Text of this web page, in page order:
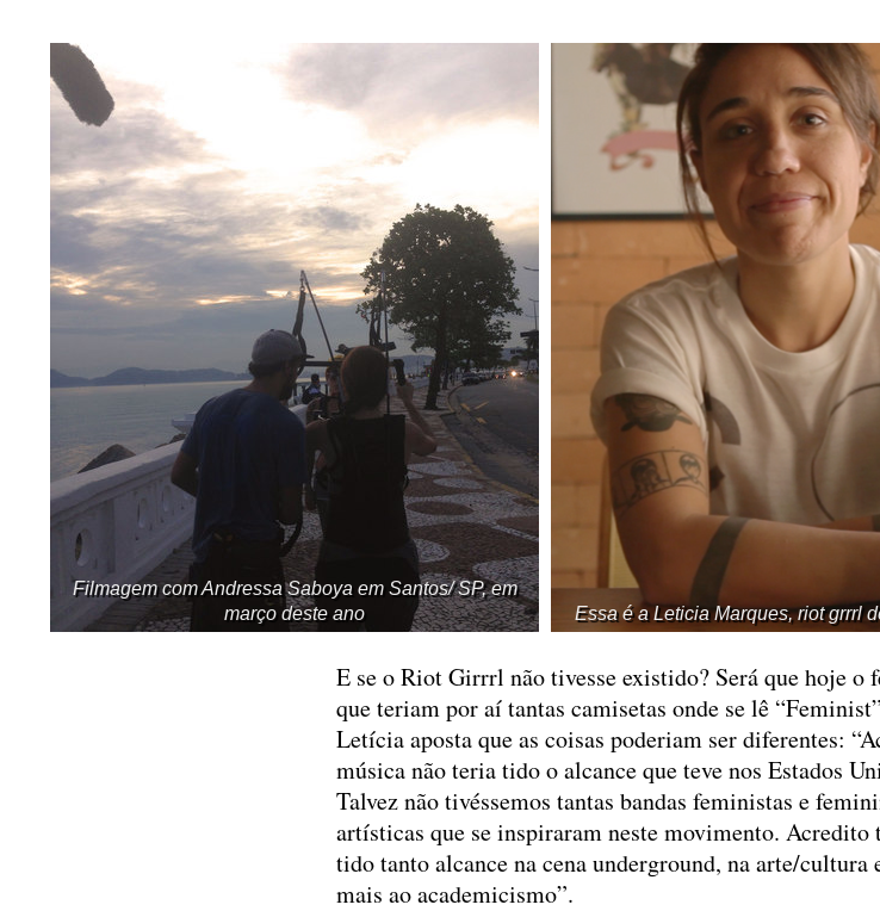
Filmagem com Andressa Saboya em Santos/ SP, em
março deste ano
Essa é a Leticia Marques, riot grrrl
E se o Riot Girrrl não tivesse existido? Será que hoje o
que teriam por aí tantas camisetas onde se lê
Letícia aposta que as coisas poderiam ser diferentes:
música não teria tido o alcance que teve nos Estados
Talvez não tivéssemos tantas bandas feministas e
artísticas que se inspiraram neste movimento.
tido tanto alcance na cena underground, na arte/cultura
mais ao academicismo”.